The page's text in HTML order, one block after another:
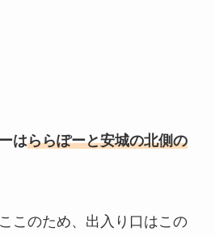
はららぽーと安城の北側の
このため、出入り口はこの